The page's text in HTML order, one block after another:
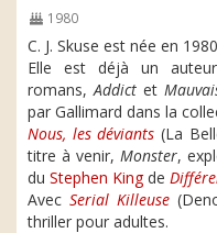
1980
C. J. Skuse est née en
Elle est déjà un
romans,Addict et
par Gallimard dans la
Nous, les déviants (La
titre à venir, Monster,
du Stephen Kingde
AvecSerial Killeuse
thriller pour adultes.